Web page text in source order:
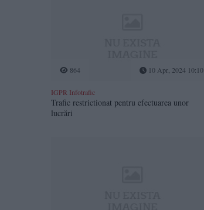
864 10 Apr, 2024 10:10
IGPR Infotrafic
Trafic restrictionat pentru efectuarea unor
lucrări